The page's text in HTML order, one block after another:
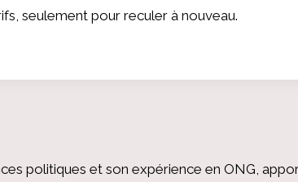
seulement pour reculer à nouveau.
politiques et son expérience en ONG,